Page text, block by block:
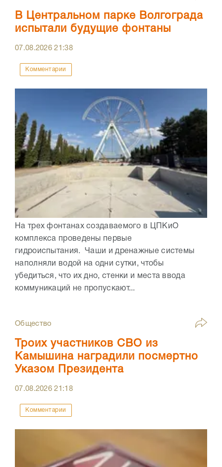
В Центральном парке Волгограда
испытали будущие фонтаны
07.08.202621:38
Комментарии
На трех фонтанах создаваемого в ЦПКиО
комплекса проведены первые
гидроиспытания. Чаши и дренажные системы
наполняли водой на одни сутки, чтобы
убедиться, что их дно, стенки и места ввода
коммуникаций не пропускают...
Общество
Троих участников СВО из
Камышина наградили посмертно
Указом Президента
07.08.202621:18
Комментарии